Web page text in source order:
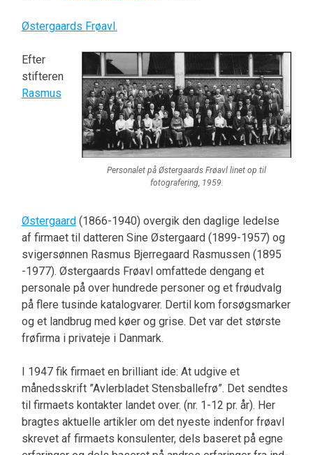
Østergaards Frøavl.
Personalet på Østergaards Frøavl linet op til
fotografering, 1959.
Efter
stifteren
Rasmus
Østergaard(1866-1940) overgik den daglige ledelse
af firmaet til datteren Sine Østergaard (1899-1957) og
svigersønnen Rasmus Bjerregaard Rasmussen (1895
-1977). Østergaards Frøavl omfattede dengang et
personale på over hundrede personer og et frøudvalg
på flere tusinde katalogvarer. Dertil kom forsøgsmarker
og et landbrug med køer og grise. Det var det største
frøfirma i privateje i Danmark.
I 1947 fik firmaet en brilliant ide: At udgive et
månedsskrift ”Avlerbladet Stensballefrø”. Det sendtes
til firmaets kontakter landet over. (nr. 1-12 pr. år). Her
bragtes aktuelle artikler om det nyeste indenfor frøavl
skrevet af firmaets konsulenter, dels baseret på egne